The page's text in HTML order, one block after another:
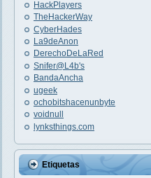
HackPlayers
TheHackerWay
CyberHades
La9deAnon
DerechoDeLaRed
Snifer@L4b's
BandaAncha
ugeek
ochobitshacenunbyte
voidnull
lynksthings.com
Etiquetas